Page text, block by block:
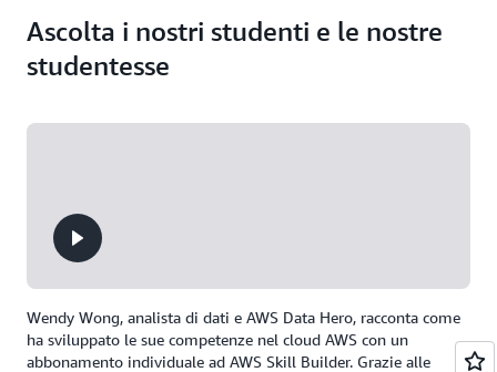
Ascolta i nostri studenti e le nostre
studentesse
Wendy Wong, analista di dati e AWS Data Hero, racconta come
ha sviluppato le sue competenze nel cloud AWS con un
abbonamento individuale ad AWS Skill Builder. Grazie alle